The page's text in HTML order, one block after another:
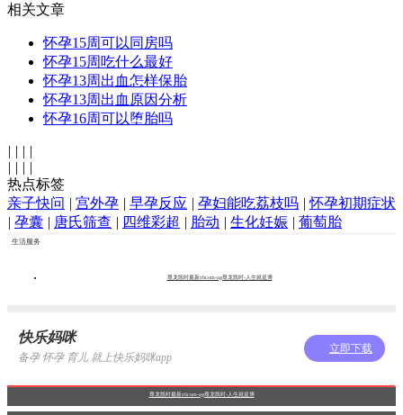
相关文章
怀孕15周可以同房吗
怀孕15周吃什么最好
怀孕13周出血怎样保胎
怀孕13周出血原因分析
怀孕16周可以堕胎吗
| | | |
| | | |
热点标签
亲子快问 | 宫外孕 | 早孕反应 | 孕妇能吃荔枝吗 | 怀孕初期症状
| 孕囊 | 唐氏筛查 | 四维彩超 | 胎动 | 生化妊娠 | 葡萄胎
生活服务
尊龙凯时最新z6com-ag尊龙凯时-人生就是博
快乐妈咪
备孕 怀孕 育儿 就上快乐妈咪app
立即下载
尊龙凯时最新z6com-ag尊龙凯时-人生就是博